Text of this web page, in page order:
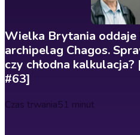
Wielka Brytania oddaje
archipelag Chagos.
czy chłodna kalkulacja?
#63]
Czas trwania51 minut